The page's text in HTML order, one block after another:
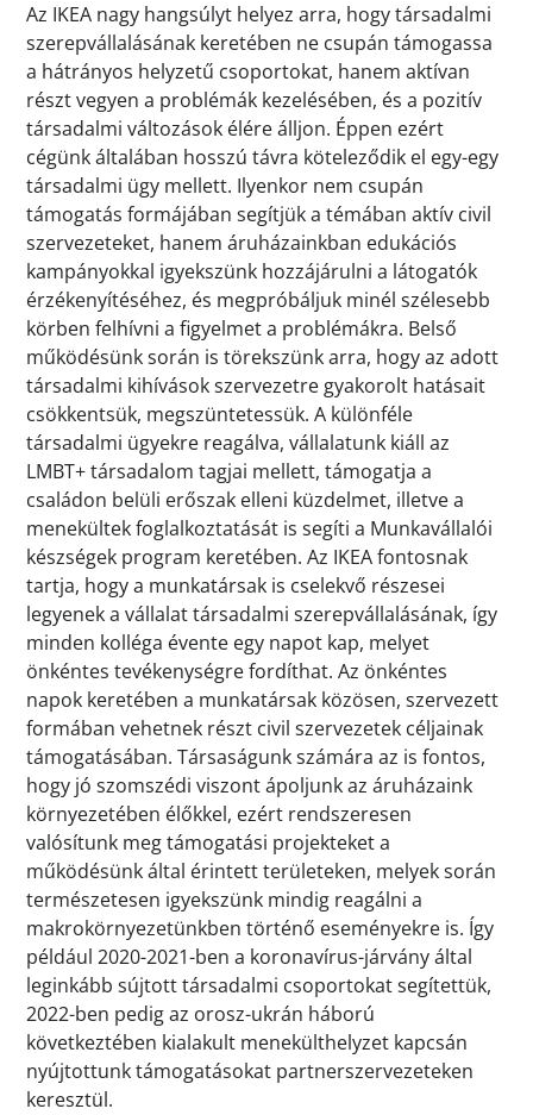
Az IKEA nagy hangsúlyt helyez arra, hogy társadalmi
szerepvállalásának keretében ne csupán támogassa
a hátrányos helyzetű csoportokat, hanem aktívan
részt vegyen a problémák kezelésében, és a pozitív
társadalmi változások élére álljon. Éppen ezért
cégünk általában hosszú távra köteleződik el egy-egy
társadalmi ügy mellett. Ilyenkor nem csupán
támogatás formájában segítjük a témában aktív civil
szervezeteket, hanem áruházainkban edukációs
kampányokkal igyekszünk hozzájárulni a látogatók
érzékenyítéséhez, és megpróbáljuk minél szélesebb
körben felhívni a figyelmet a problémákra. Belső
működésünk során is törekszünk arra, hogy az adott
társadalmi kihívások szervezetre gyakorolt hatásait
csökkentsük, megszüntetessük. A különféle
társadalmi ügyekre reagálva, vállalatunk kiáll az
LMBT+ társadalom tagjai mellett, támogatja a
családon belüli erőszak elleni küzdelmet, illetve a
menekültek foglalkoztatását is segíti a Munkavállalói
készségek program keretében. Az IKEA fontosnak
tartja, hogy a munkatársak is cselekvő részesei
legyenek a vállalat társadalmi szerepvállalásának, így
minden kolléga évente egy napot kap, melyet
önkéntes tevékenységre fordíthat. Az önkéntes
napok keretében a munkatársak közösen, szervezett
formában vehetnek részt civil szervezetek céljainak
támogatásában. Társaságunk számára az is fontos,
hogy jó szomszédi viszont ápoljunk az áruházaink
környezetében élőkkel, ezért rendszeresen
valósítunk meg támogatási projekteket a
működésünk által érintett területeken, melyek során
természetesen igyekszünk mindig reagálni a
makrokörnyezetünkben történő eseményekre is. Így
például 2020-2021-ben a koronavírus-járvány által
leginkább sújtott társadalmi csoportokat segítettük,
2022-ben pedig az orosz-ukrán háború
következtében kialakult menekülthelyzet kapcsán
nyújtottunk támogatásokat partnerszervezeteken
keresztül.